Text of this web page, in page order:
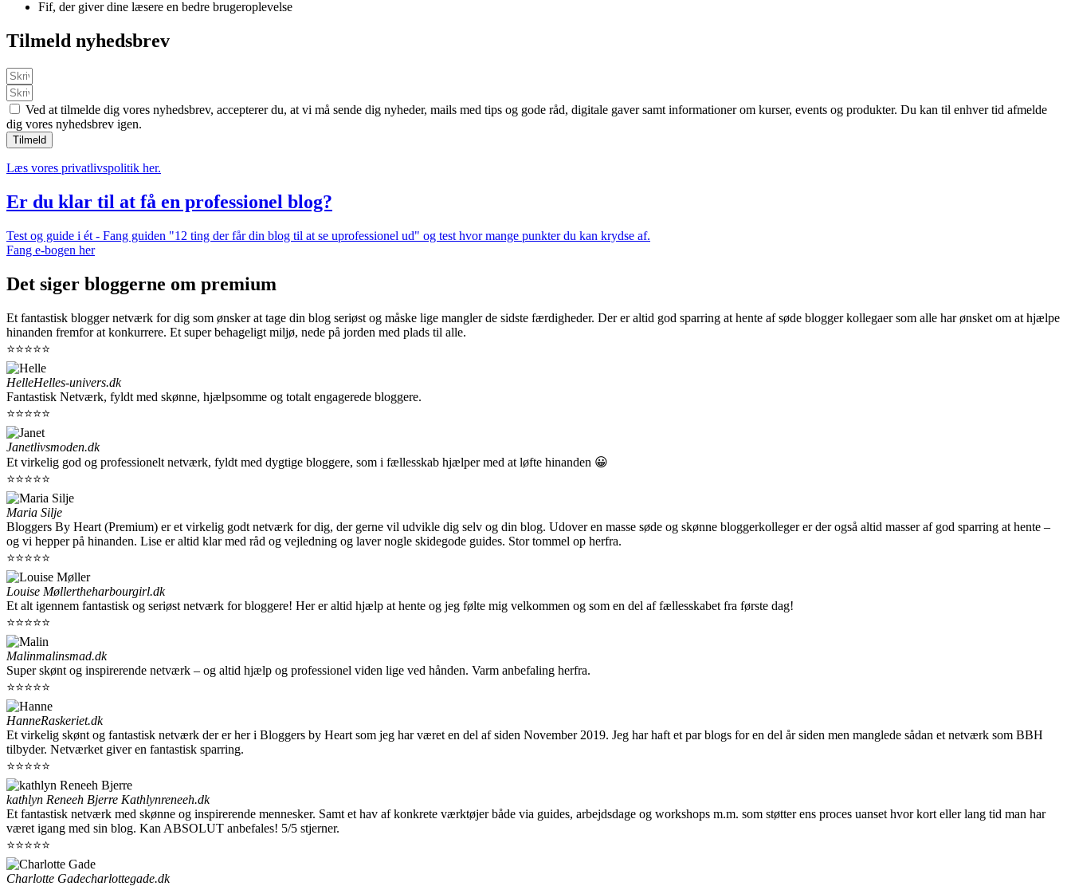
Fif, der giver dine læsere en bedre brugeroplevelse
Tilmeld nyhedsbrev
Ved at tilmelde dig vores nyhedsbrev, accepterer du, at vi må sende dig nyheder, mails med tips og gode råd, digitale gaver samt informationer om kurser, events og produkter. Du kan til enhver tid afmelde
dig vores nyhedsbrev igen.
Tilmeld
Læs vores privatlivspolitik her.
Er du klar til at få en professionel blog?
Test og guide i ét - Fang guiden "12 ting der får din blog til at se uprofessionel ud" og test hvor mange punkter du kan krydse af.
Fang e-bogen her
Det siger bloggerne om premium
Et fantastisk blogger netværk for dig som ønsker at tage din blog seriøst og måske lige mangler de sidste færdigheder. Der er altid god sparring at hente af søde blogger kollegaer som alle har ønsket om at hjælpe
hinanden fremfor at konkurrere. Et super behageligt miljø, nede på jorden med plads til alle.
⭐⭐⭐⭐⭐
HelleHelles-univers.dk
Fantastisk Netværk, fyldt med skønne, hjælpsomme og totalt engagerede bloggere.
⭐⭐⭐⭐⭐
Janetlivsmoden.dk
Et virkelig god og professionelt netværk, fyldt med dygtige bloggere, som i fællesskab hjælper med at løfte hinanden 😀
⭐⭐⭐⭐⭐
Maria Silje
Bloggers By Heart (Premium) er et virkelig godt netværk for dig, der gerne vil udvikle dig selv og din blog. Udover en masse søde og skønne bloggerkolleger er der også altid masser af god sparring at hente –
og vi hepper på hinanden. Lise er altid klar med råd og vejledning og laver nogle skidegode guides. Stor tommel op herfra.
⭐⭐⭐⭐⭐
Louise Møllertheharbourgirl.dk
Et alt igennem fantastisk og seriøst netværk for bloggere! Her er altid hjælp at hente og jeg følte mig velkommen og som en del af fællesskabet fra første dag!
⭐⭐⭐⭐⭐
Malinmalinsmad.dk
Super skønt og inspirerende netværk – og altid hjælp og professionel viden lige ved hånden. Varm anbefaling herfra.
⭐⭐⭐⭐⭐
HanneRaskeriet.dk
Et virkelig skønt og fantastisk netværk der er her i Bloggers by Heart som jeg har været en del af siden November 2019. Jeg har haft et par blogs for en del år siden men manglede sådan et netværk som BBH
tilbyder. Netværket giver en fantastisk sparring.
⭐⭐⭐⭐⭐
kathlyn Reneeh Bjerre Kathlynreneeh.dk
Et fantastisk netværk med skønne og inspirerende mennesker. Samt et hav af konkrete værktøjer både via guides, arbejdsdage og workshops m.m. som støtter ens proces uanset hvor kort eller lang tid man har
været igang med sin blog. Kan ABSOLUT anbefales! 5/5 stjerner.
⭐⭐⭐⭐⭐
Charlotte Gadecharlottegade.dk